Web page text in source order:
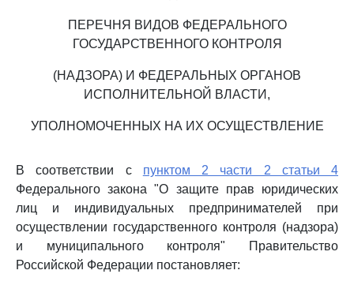
ПЕРЕЧНЯ ВИДОВ ФЕДЕРАЛЬНОГО
ГОСУДАРСТВЕННОГО КОНТРОЛЯ
(НАДЗОРА) И ФЕДЕРАЛЬНЫХ ОРГАНОВ
ИСПОЛНИТЕЛЬНОЙ ВЛАСТИ,
УПОЛНОМОЧЕННЫХ НА ИХ ОСУЩЕСТВЛЕНИЕ
В соответствии с пунктом 2 части 2 статьи 4
Федерального закона "О защите прав юридических
лиц и индивидуальных предпринимателей при
осуществлении государственного контроля (надзора)
и муниципального контроля" Правительство
Российской Федерации постановляет: